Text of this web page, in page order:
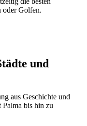
oder Golfen.
und
aus Geschichte und
Palma bis hin zu